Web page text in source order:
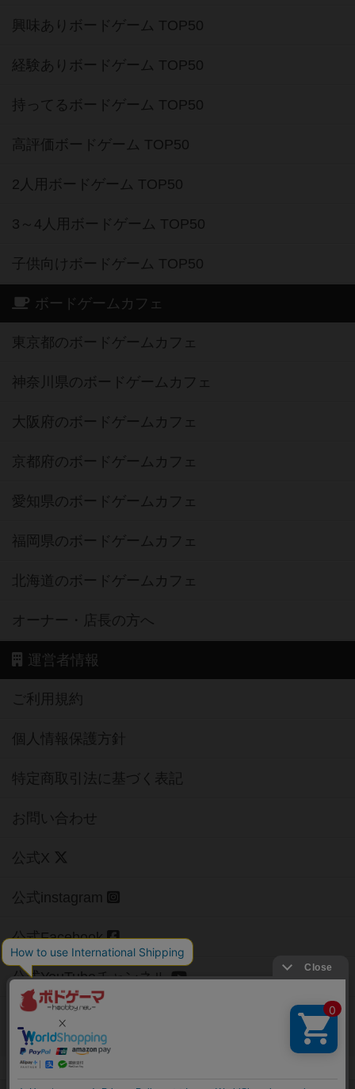
興味ありボードゲーム TOP50
経験ありボードゲーム TOP50
持ってるボードゲーム TOP50
高評価ボードゲーム TOP50
2人用ボードゲーム TOP50
3～4人用ボードゲーム TOP50
子供向けボードゲーム TOP50
ボードゲームカフェ
東京都のボードゲームカフェ
神奈川県のボードゲームカフェ
大阪府のボードゲームカフェ
京都府のボードゲームカフェ
愛知県のボードゲームカフェ
福岡県のボードゲームカフェ
北海道のボードゲームカフェ
オーナー・店長の方へ
運営者情報
ご利用規約
個人情報保護方針
特定商取引法に基づく表記
お問い合わせ
公式X
公式instagram
公式Facebook
公式YouTubeチャンネル